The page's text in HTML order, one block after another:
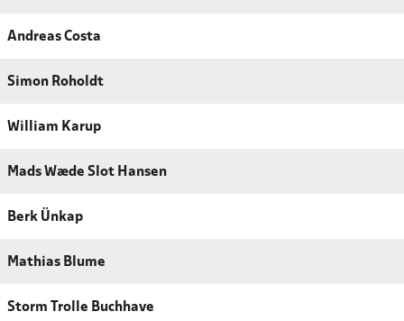
Andreas Costa
Simon Roholdt
William Karup
Mads Wæde Slot Hansen
Berk Ünkap
Mathias Blume
Storm Trolle Buchhave